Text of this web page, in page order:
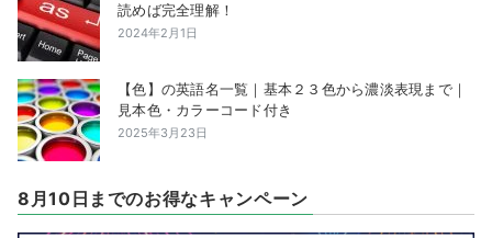
読めば完全理解！
2024年2月1日
【色】の英語名一覧｜基本２３色から濃淡表現まで｜
見本色・カラーコード付き
2025年3月23日
8月10日までのお得なキャンペーン